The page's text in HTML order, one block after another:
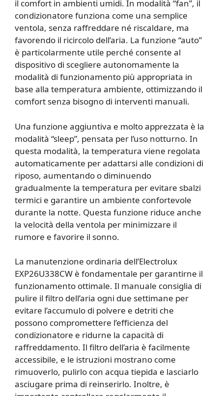
il comfort in ambienti umidi. In modalità “fan”, il
condizionatore funziona come una semplice
ventola, senza raffreddare né riscaldare, ma
favorendo il ricircolo dell’aria. La funzione “auto”
è particolarmente utile perché consente al
dispositivo di scegliere autonomamente la
modalità di funzionamento più appropriata in
base alla temperatura ambiente, ottimizzando il
comfort senza bisogno di interventi manuali.
Una funzione aggiuntiva e molto apprezzata è la
modalità “sleep”, pensata per l’uso notturno. In
questa modalità, la temperatura viene regolata
automaticamente per adattarsi alle condizioni di
riposo, aumentando o diminuendo
gradualmente la temperatura per evitare sbalzi
termici e garantire un ambiente confortevole
durante la notte. Questa funzione riduce anche
la velocità della ventola per minimizzare il
rumore e favorire il sonno.
La manutenzione ordinaria dell’Electrolux
EXP26U338CW è fondamentale per garantirne il
funzionamento ottimale. Il manuale consiglia di
pulire il filtro dell’aria ogni due settimane per
evitare l’accumulo di polvere e detriti che
possono compromettere l’efficienza del
condizionatore e ridurne la capacità di
raffreddamento. Il filtro dell’aria è facilmente
accessibile, e le istruzioni mostrano come
rimuoverlo, pulirlo con acqua tiepida e lasciarlo
asciugare prima di reinserirlo. Inoltre, è